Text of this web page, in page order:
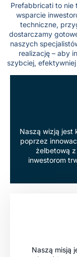
Prefabbricati to nie
wsparcie
techniczne,
dostarczamy
naszych
realizację – aby
szybciej,
Naszą wizją jest
poprzez
żelbetową
inwestorom
Naszą misją